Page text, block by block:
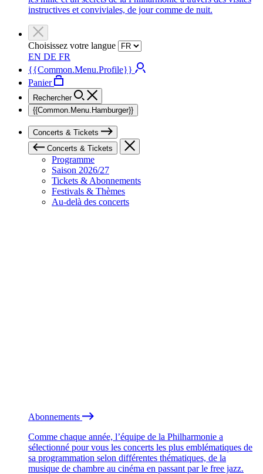
instructives et conviviales, de jour comme de nuit.
Choisissez votre langue
EN DE FR
{{Common.Menu.Profile}}
Panier
Rechercher
{{Common.Menu.Hamburger}}
Concerts & Tickets
Concerts & Tickets
Programme
Saison 2026/27
Tickets & Abonnements
Festivals & Thèmes
Au-delà des concerts
Abonnements
Comme chaque année, l’équipe de la Philharmonie a
sélectionné pour vous les concerts les plus emblématiques de
sa programmation selon différentes thématiques, de la
musique de chambre au cinéma en passant par le free jazz.